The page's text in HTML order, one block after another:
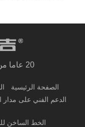
20 عاما من الشركة المصنعة لآلة البيع
الصفحة الرئيسية
الدعم الفني على مدار
الخط الساخن للمبيعات +